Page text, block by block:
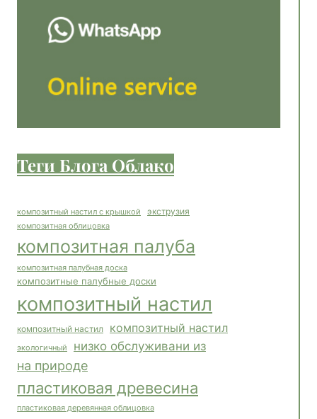
Теги Блога Облако
композитный настил с крышкой экструзия
композитная облицовка
композитная палуба
композитная палубная доска
композитные палубные доски
композитный настил
композитный настил композитный настил
экологичный низко обслуживани из
на природе
пластиковая древесина
пластиковая деревянная облицовка